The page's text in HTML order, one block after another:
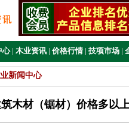
心 | 木业资讯 | 价格行情 | 技项市场 |
新闻中心
筑木材（锯材）价格多以